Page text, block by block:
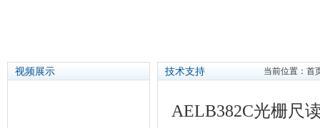
视频展示 技术支持 当前位置： 首
AELB382C光栅尺